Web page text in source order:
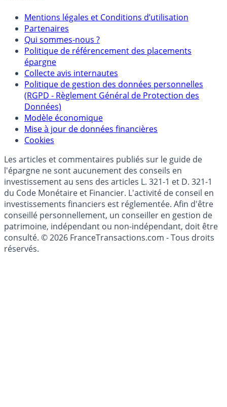
Mentions
Mentions légales et Conditions d’utilisation
Partenaires
Qui sommes-nous ?
Politique de référencement des placements
épargne
Collecte avis internautes
Politique de gestion des données personnelles
(RGPD - Règlement Général de Protection des
Données)
Modèle économique
Cookies
Les articles et commentaires publiés sur le guide de
l'épargne ne sont aucunement des conseils en
investissement au sens des articles L. 321-1 et D. 321-1
du Code Monétaire et Financier. L'activité de conseil en
investissements financiers est réglementée. Afin d'être
conseillé personnellement, un conseiller en gestion de
patrimoine, indépendant ou non-indépendant, doit être